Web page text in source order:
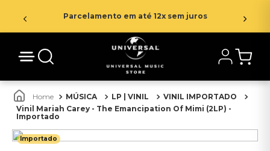
Parcelamento em até 12x sem juros
MÚSICA LP | VINIL
VINIL IMPORTADO
Vinil Mariah Carey - The Emancipation Of Mimi (2LP) -
Importado
Importado